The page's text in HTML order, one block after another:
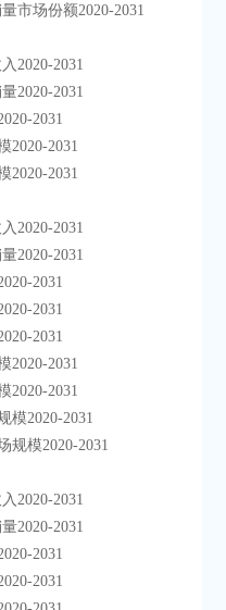
销量市场份额2020-2031
入2020-2031
量2020-2031
2020-2031
模2020-2031
模2020-2031
入2020-2031
量2020-2031
2020-2031
2020-2031
2020-2031
模2020-2031
模2020-2031
规模2020-2031
场规模2020-2031
入2020-2031
量2020-2031
2020-2031
2020-2031